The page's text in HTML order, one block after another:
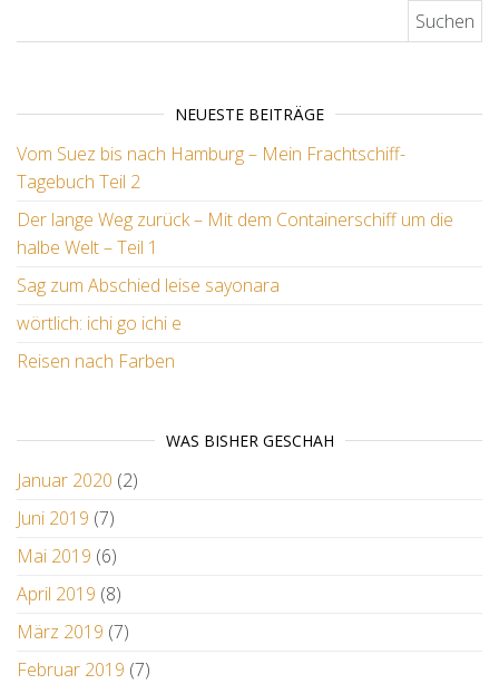
NEUESTE BEITRÄGE
Vom Suez bis nach Hamburg – Mein Frachtschiff-
Tagebuch Teil 2
Der lange Weg zurück – Mit dem Containerschiff um die
halbe Welt – Teil 1
Sag zum Abschied leise sayonara
wörtlich: ichi go ichi e
Reisen nach Farben
WAS BISHER GESCHAH
Januar 2020 (2)
Juni 2019 (7)
Mai 2019 (6)
April 2019 (8)
März 2019 (7)
Februar 2019 (7)